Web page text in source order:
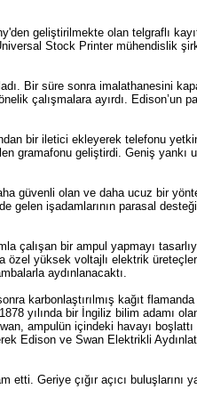
geliştirilmekte olan telgraflı
Stock Printer mühendislik
Bir süre sonra imalathanesini
çalışmalara ayırdı. Edison’un
bir iletici ekleyerek telefonu
gramafonu geliştirdi. Geniş yankı
güvenli olan ve daha ucuz bir
gelen işadamlarının parasal
çalışan bir ampul yapmayı
özel yüksek voltajlı elektrik
aydınlanacaktı.
karbonlaştırılmış kağıt flamanda
yılında bir İngiliz bilim adamı
ampulün içindeki havayı boşlattı
Edison ve Swan Elektrikli
Geriye çığır açıcı buluşlarını